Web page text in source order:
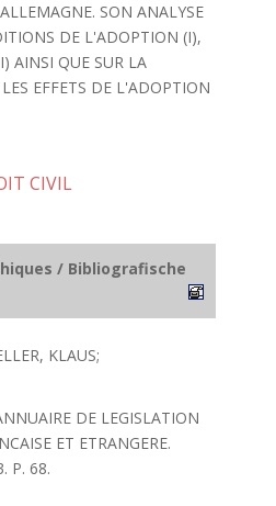
SON ANALYSE
DE L'ADOPTION (I),
AINSI QUE SUR LA
EFFETS DE L'ADOPTION
CIVIL
/ Bibliografische
KLAUS;
DE LEGISLATION
ET ETRANGERE.
P. 68.